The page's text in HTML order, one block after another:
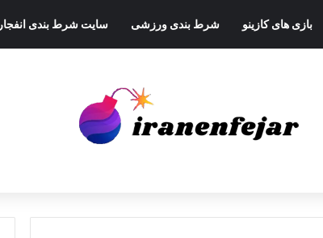
بازی های کازینو شرط بندی ورزشی سایت شرط بندی انفجار